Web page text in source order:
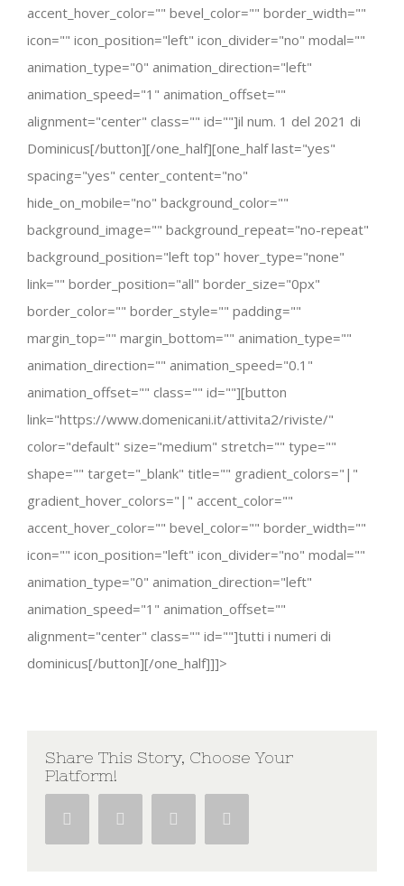
accent_hover_color="" bevel_color="" border_width=""
icon="" icon_position="left" icon_divider="no" modal=""
animation_type="0" animation_direction="left"
animation_speed="1" animation_offset=""
alignment="center" class="" id=""]il num. 1 del 2021 di
Dominicus[/button][/one_half][one_half last="yes"
spacing="yes" center_content="no"
hide_on_mobile="no" background_color=""
background_image="" background_repeat="no-repeat"
background_position="left top" hover_type="none"
link="" border_position="all" border_size="0px"
border_color="" border_style="" padding=""
margin_top="" margin_bottom="" animation_type=""
animation_direction="" animation_speed="0.1"
animation_offset="" class="" id=""][button
link="https://www.domenicani.it/attivita2/riviste/"
color="default" size="medium" stretch="" type=""
shape="" target="_blank" title="" gradient_colors="|"
gradient_hover_colors="|" accent_color=""
accent_hover_color="" bevel_color="" border_width=""
icon="" icon_position="left" icon_divider="no" modal=""
animation_type="0" animation_direction="left"
animation_speed="1" animation_offset=""
alignment="center" class="" id=""]tutti i numeri di
dominicus[/button][/one_half]]]>
Share This Story, Choose Your
Platform!
Facebook Twitter Google+